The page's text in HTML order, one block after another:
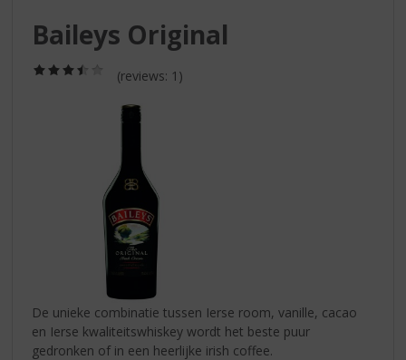
Baileys Original
/
(reviews: 1)
De unieke combinatie tussen Ierse room, vanille, cacao
en Ierse kwaliteitswhiskey wordt het beste puur
gedronken of in een heerlijke irish coffee.